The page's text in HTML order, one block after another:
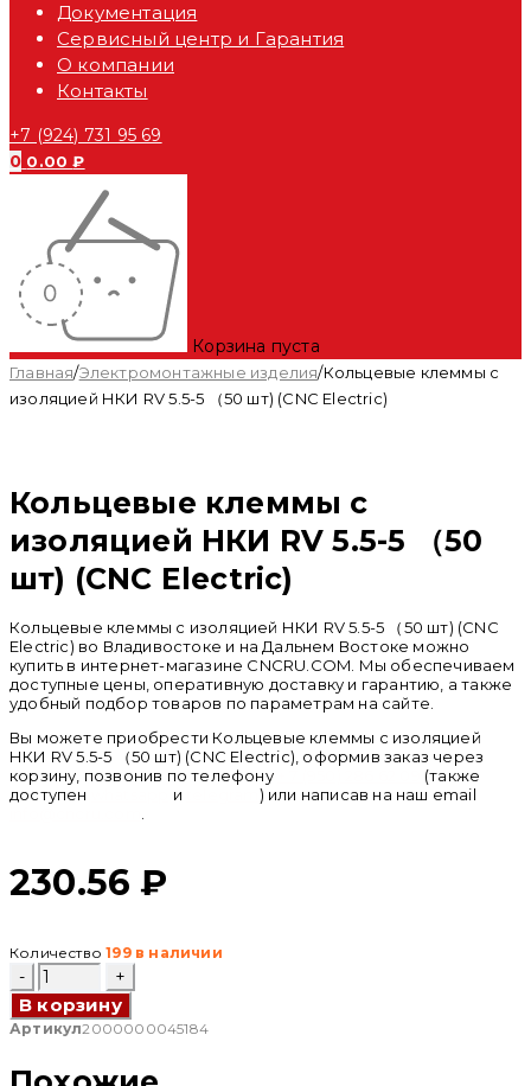
Документация
Сервисный центр и Гарантия
О компании
Контакты
+7 (924) 731 95 69
0 0.00₽
Корзина пуста
Главная/Электромонтажные изделия/Кольцевые клеммы с
изоляцией НКИ RV 5.5-5 （50 шт) (CNC Electric)
Кольцевые клеммы с
изоляцией НКИ RV 5.5-5 （50
шт) (CNC Electric)
Кольцевые клеммы с изоляцией НКИ RV 5.5-5 （50 шт) (CNC
Electric) во Владивостоке и на Дальнем Востоке можно
купить в интернет-магазине CNCRU.COM. Мы обеспечиваем
доступные цены, оперативную доставку и гарантию, а также
удобный подбор товаров по параметрам на сайте.
Вы можете приобрести Кольцевые клеммы с изоляцией
НКИ RV 5.5-5 （50 шт) (CNC Electric), оформив заказ через
корзину, позвонив по телефону
(также
доступен
и
) или написав на наш email
230.56₽
Количество 199 в наличии
Количество
товара
Кольцевые
клеммы
В корзину
Артикул2000000045184